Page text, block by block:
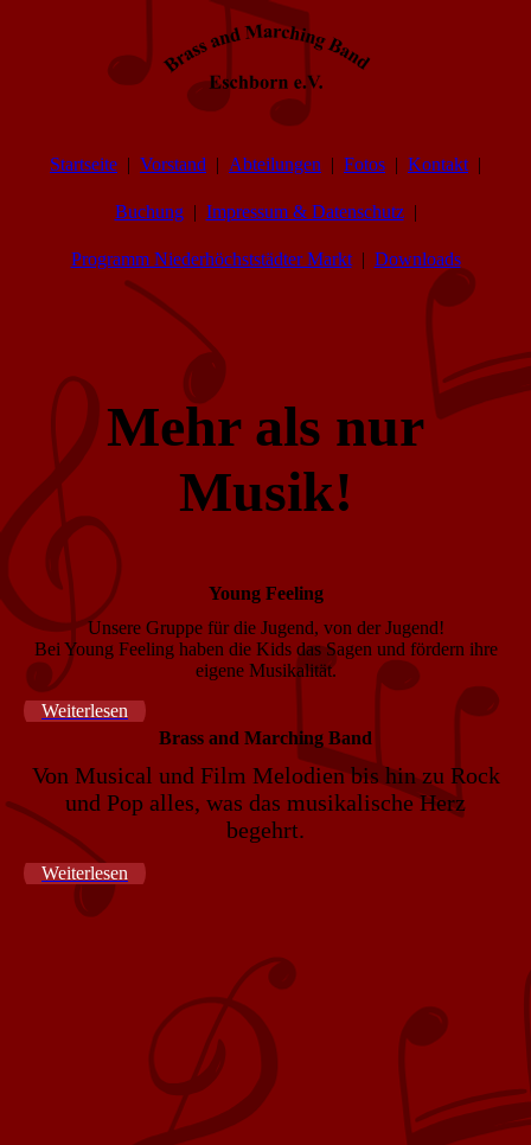
Startseite Vorstand Abteilungen Fotos Kontakt
Buchung Impressum & Datenschutz
Programm Niederhöchststädter Markt Downloads
Mehr als nur
Musik!
Young Feeling
Unsere Gruppe für die Jugend, von der Jugend!
Bei Young Feeling haben die Kids das Sagen und fördern ihre
eigene Musikalität.
Weiterlesen
Brass and Marching Band
Von Musical und Film Melodien bis hin zu Rock
und Pop alles, was das musikalische Herz
begehrt.
Weiterlesen